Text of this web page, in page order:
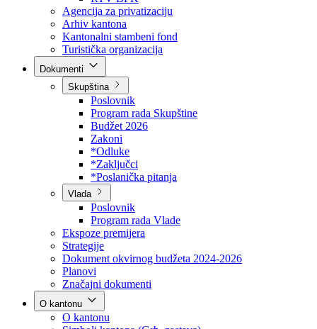
Javna preduzeća
BPK šume
RTV BPK
Agencija za privatizaciju
Arhiv kantona
Kantonalni stambeni fond
Turistička organizacija
Skupština
Poslovnik
Program rada Skupštine
Budžet 2026
Zakoni
*Odluke
*Zaključci
*Poslanička pitanja
Vlada
Poslovnik
Program rada Vlade
Ekspoze premijera
Strategije
Dokument okvirnog budžeta 2024-2026
Planovi
Značajni dokumenti